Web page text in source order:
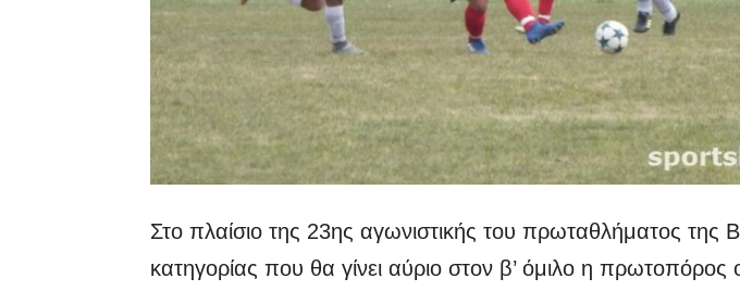
Στο πλαίσιο της 23ης αγωνιστικής του πρωταθλήματος της
κατηγορίας που θα γίνει αύριο στον β’ όμιλο η πρωτοπόρος